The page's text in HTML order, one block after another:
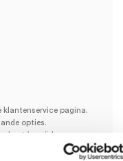
klantenservice pagina.
opties.
t/m vrijdag van